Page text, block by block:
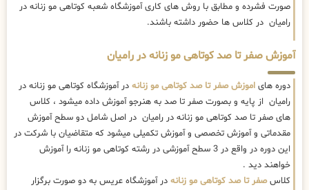
صورت فشرده و مطابق با روش های کاری آموزشگاه شعبه کوتاهی مو زنانه در
رامیان در کلاس ها حضور داشته باشند.
آموزش صفر تا صد کوتاهی مو زنانه در رامیان
دوره های اموزش صفر تا صد کوتاهی مو زنانه در آموزشگاه کوتاهی مو زنانه در
رامیان از پایه و بصورت صفر تا صد به هنرجو آموزش داده میشود ، کلاس
های صفر تا صد کوتاهی مو زنانه در رامیان در اصل شامل دو سطح آموزش
مقدماتی و آموزش تخصصی و آموزش تکمیلی میشود که متقاضیان با شرکت در
این دوره در واقع در 3 سطح آموزشی در رشته کوتاهی مو زنانه را آموزش
خواهند دید .
کلاسصفر تا صد کوتاهی مو زنانه در آموزشگاه عریس به دو صورت برگزار